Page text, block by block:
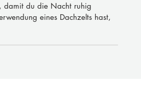
damit du die Nacht ruhig
eines Dachzelts hast,